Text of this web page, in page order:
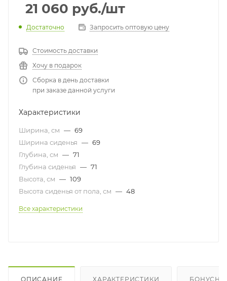
21 060 руб./шт
Достаточно Запросить оптовую цену
Стоимость доставки
Хочу в подарок
Сборка в день доставки
при заказе данной услуги
Характеристики
Ширина, см — 69
Ширина сиденья — 69
Глубина, см — 71
Глубина сиденья — 71
Высота, см — 109
Высота сиденья от пола, см — 48
Все характеристики
ОПИСАНИЕ ХАРАКТЕРИСТИКИ